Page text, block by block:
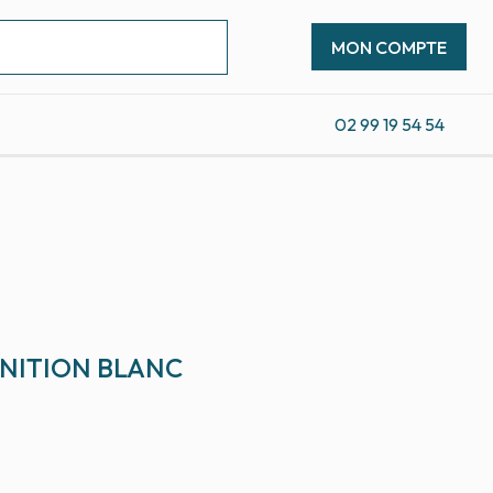
MON COMPTE
02 99 19 54 54
BLANC